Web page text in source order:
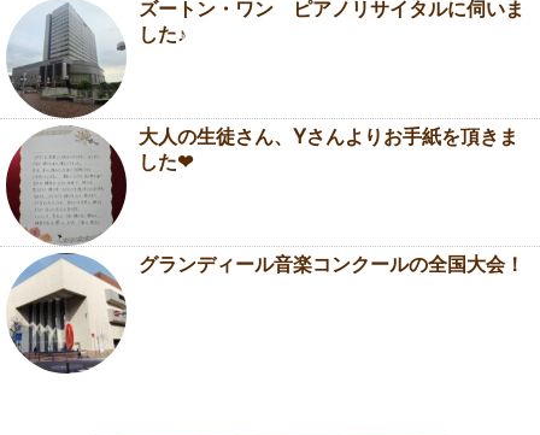
ズートン・ワン ピアノリサイタルに伺いま
した♪
大人の生徒さん、Yさんよりお手紙を頂きま
した❤
グランディール音楽コンクールの全国大会！